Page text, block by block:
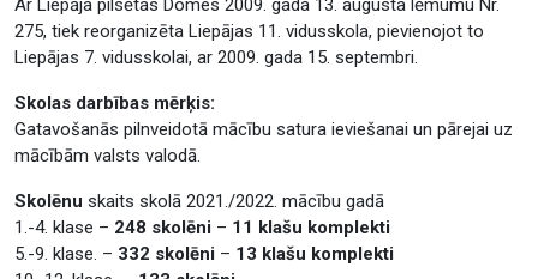
Ar Liepāja pilsētas Domes 2009. gada 13. augusta lēmumu Nr.
275, tiek reorganizēta Liepājas 11. vidusskola, pievienojot to
Liepājas 7. vidusskolai, ar 2009. gada 15. septembri.
Skolas darbības mērķis:
Gatavošanās pilnveidotā mācību satura ieviešanai un pārejai uz
mācībām valsts valodā.
Skolēnu skaits skolā 2021./2022. mācību gadā
1.-4. klase – 248 skolēni – 11 klašu komplekti
5.-9. klase. – 332 skolēni – 13 klašu komplekti